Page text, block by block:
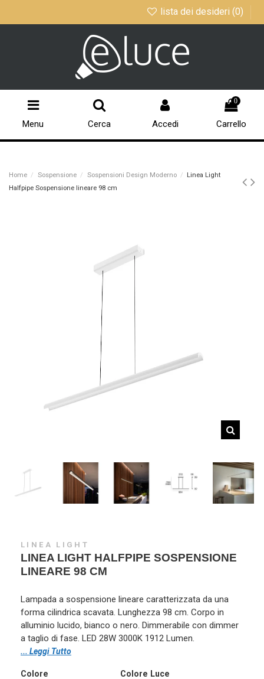
lista dei desideri (0)
Menu Cerca Accedi
0
Carrello
Home Sospensione Sospensioni Design Moderno
Linea Light
Halfpipe Sospensione lineare 98 cm
LINEA LIGHT
LINEA LIGHT HALFPIPE SOSPENSIONE
LINEARE 98 CM
Lampada a sospensione lineare caratterizzata da una
forma cilindrica scavata. Lunghezza 98 cm. Corpo in
alluminio lucido, bianco o nero. Dimmerabile con dimmer
a taglio di fase. LED 28W 3000K 1912 Lumen.
... Leggi Tutto
Colore Colore Luce